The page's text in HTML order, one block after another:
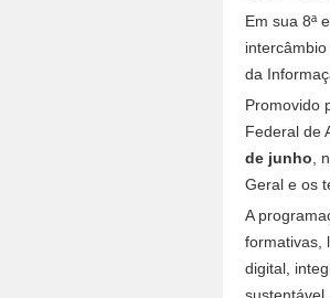
Em sua 8ª
da
Promovido
Federal de
de junho ,
Geral e os
A
formativas,
digital,